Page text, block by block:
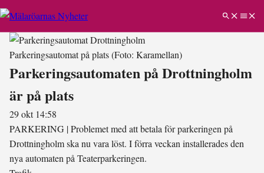
Parkeringsautomat på plats(Foto: Karamellan)
Parkeringsautomaten på Drottningholm
är på plats
29 okt 14:58
PARKERING |Problemet med att betala för parkeringen på
Drottningholm ska nu vara löst. I förra veckan installerades den
nya automaten på Teaterparkeringen.